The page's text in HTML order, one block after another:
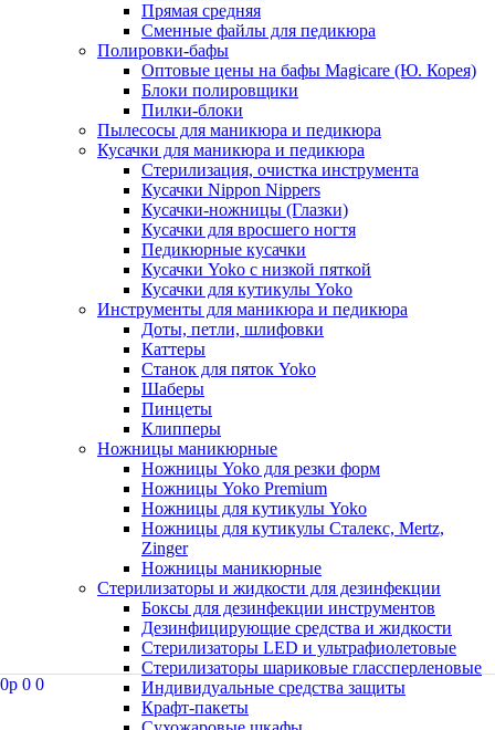
Прямая средняя
Сменные файлы для педикюра
Полировки-бафы
Оптовые цены на бафы Magicare (Ю. Корея)
Блоки полировщики
Пилки-блоки
Пылесосы для маникюра и педикюра
Кусачки для маникюра и педикюра
Стерилизация, очистка инструмента
Кусачки Nippon Nippers
Кусачки-ножницы (Глазки)
Кусачки для вросшего ногтя
Педикюрные кусачки
Кусачки Yoko с низкой пяткой
Кусачки для кутикулы Yoko
Инструменты для маникюра и педикюра
Доты, петли, шлифовки
Каттеры
Станок для пяток Yoko
Шаберы
Пинцеты
Клипперы
Ножницы маникюрные
Ножницы Yoko для резки форм
Ножницы Yoko Premium
Ножницы для кутикулы Yoko
Ножницы для кутикулы Сталекс, Mertz,
Zinger
Ножницы маникюрные
Стерилизаторы и жидкости для дезинфекции
Боксы для дезинфекции инструментов
Дезинфицирующие средства и жидкости
Стерилизаторы LED и ультрафиолетовые
Стерилизаторы шариковые глассперленовые
Индивидуальные средства защиты
Крафт-пакеты
0p 0 0